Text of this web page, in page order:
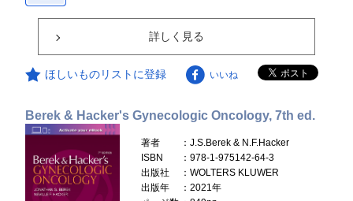
詳しく見る
ほしいものリストに登録 いいね
Berek & Hacker's Gynecologic Oncology, 7th ed.
著者
：J.S.Berek & N.F.Hacker
ISBN
：978-1-975142-64-3
出版社
：WOLTERS KLUWER
出版年
：2021年